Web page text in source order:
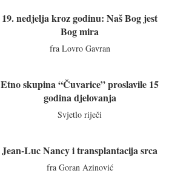
19. nedjelja kroz godinu: Naš Bog jest
Bog mira
fra Lovro Gavran
Etno skupina “Čuvarice” proslavile 15
godina djelovanja
Svjetlo riječi
Jean-Luc Nancy i transplantacija srca
fra Goran Azinović